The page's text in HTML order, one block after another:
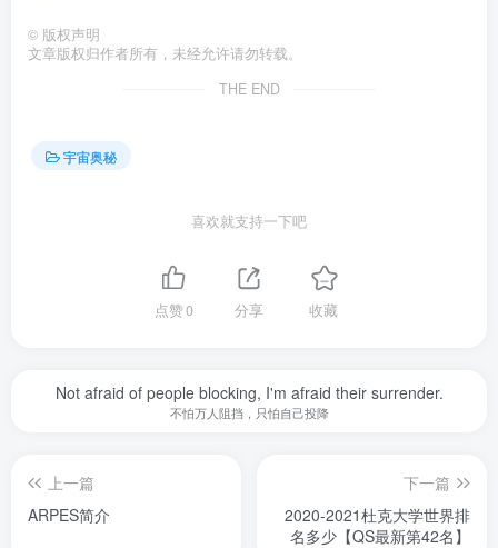
© 版权声明
文章版权归作者所有，未经允许请勿转载。
THE END
宇宙奥秘
喜欢就支持一下吧
点赞0 分享 收藏
Not afraid of people blocking, I'm afraid their surrender.
不怕万人阻挡，只怕自己投降
上一篇
ARPES简介
下一篇
2020-2021杜克大学世界排
名多少【QS最新第42名】